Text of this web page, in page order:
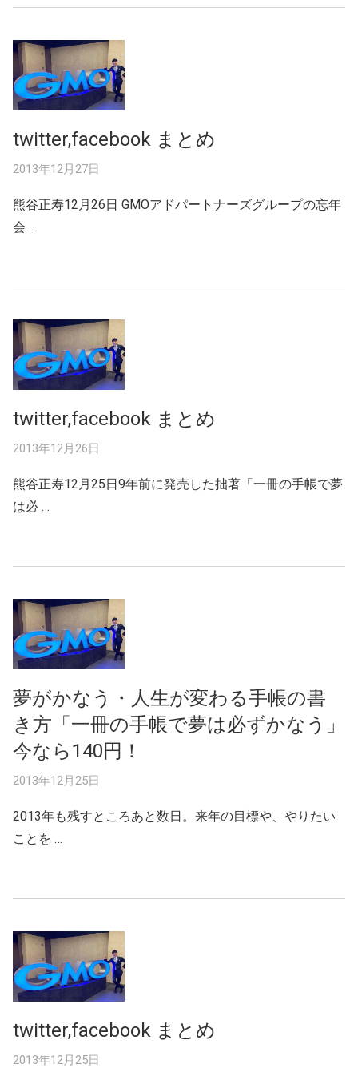
twitter,facebook まとめ
2013年12月27日
熊谷正寿12月26日 GMOアドパートナーズグループの忘年
会 …
twitter,facebook まとめ
2013年12月26日
熊谷正寿12月25日9年前に発売した拙著「一冊の手帳で夢
は必 …
夢がかなう・人生が変わる手帳の書
き方「一冊の手帳で夢は必ずかなう」
今なら140円！
2013年12月25日
2013年も残すところあと数日。来年の目標や、やりたい
ことを …
twitter,facebook まとめ
2013年12月25日